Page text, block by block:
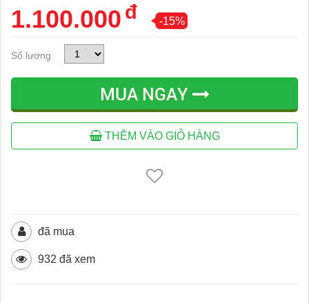
1.100.000 đ -15%
Số lượng
MUA NGAY
THÊM VÀO GIỎ HÀNG
đã mua
932 đã xem